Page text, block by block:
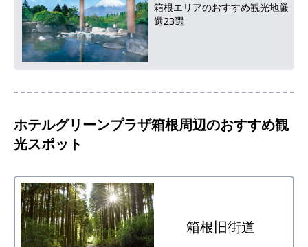
箱根エリアのおすすめ観光地厳
選23選
ホテルグリーンプラザ箱根周辺のおすすめ観
光スポット
箱根旧街道